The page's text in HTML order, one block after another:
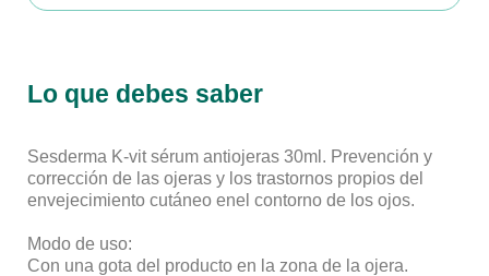
Lo que debes saber
Sesderma K-vit sérum antiojeras 30ml. Prevención y
corrección de las ojeras y los trastornos propios del
envejecimiento cutáneo enel contorno de los ojos.
Modo de uso:
Con una gota del producto en la zona de la ojera.